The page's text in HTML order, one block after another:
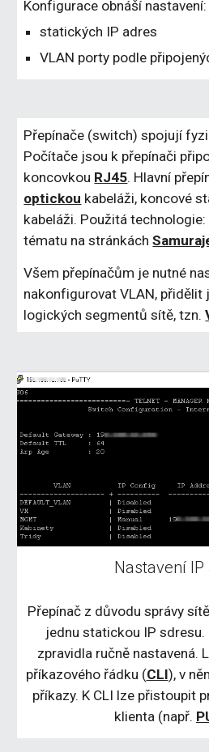
Konfigurace obnáší nastavení:
statických IP adres
VLAN porty podle
Přepínače (switch) spojují
Počítače jsou k přepínači
koncovkou RJ45
optickou kabeláži, koncové
kabeláži. Použitá
tématu na stránkách
Všem přepínačům je nutné
nakonfigurovat VLAN,
logických segmentů sítě, tzn.
Nastavení IP
Přepínač z důvodu správy
jednu statickou IP
zpravidla ručně nastavená.
příkazového řádku (CLI), v
příkazy. K CLI lze přistoupit
klienta (např.